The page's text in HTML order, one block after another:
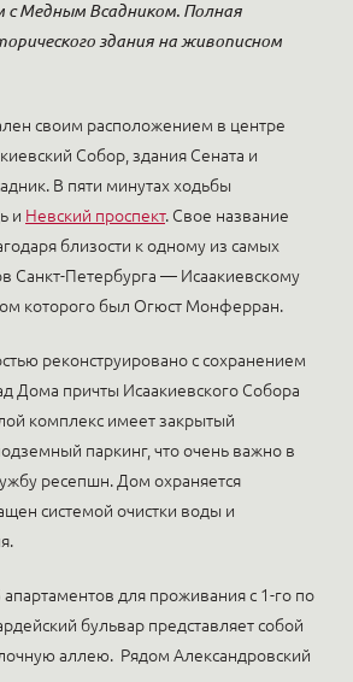
с Медным Всадником. Полная
здания на живописном
своим расположением в центре
Собор, здания Сената и
В пяти минутах ходьбы
и Невский проспект. Свое название
близости к одному из самых
Санкт-Петербурга — Исаакиевскому
которого был Огюст Монферран.
реконструировано с сохранением
Дома причты Исаакиевского Собора
комплекс имеет закрытый
паркинг, что очень важно в
ресепшн. Дом охраняется
системой очистки воды и
для проживания с 1-го по
бульвар представляет собой
аллею. Рядом Александровский